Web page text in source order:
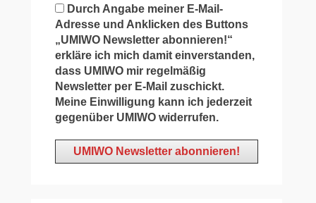
Durch Angabe meiner E-Mail-
Adresse und Anklicken des Buttons
„UMIWO Newsletter abonnieren!“
erkläre ich mich damit einverstanden,
dass UMIWO mir regelmäßig
Newsletter per E-Mail zuschickt.
Meine Einwilligung kann ich jederzeit
gegenüber UMIWO widerrufen.